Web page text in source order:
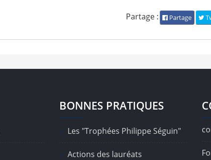
Partage
Partage :
BONNES PRATIQUES
Les "Trophées Philippe Séguin"
Actions des lauréats